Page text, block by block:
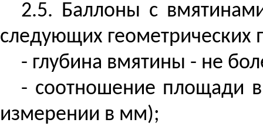
2.5. Баллоны с
следующих геометрических
- глубина вмятины - не
- соотношение площади
измерении в мм);